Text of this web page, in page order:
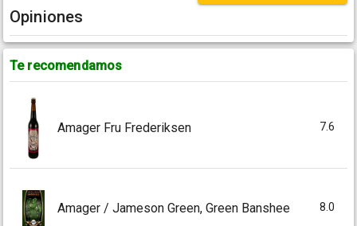
Opiniones
Te recomendamos
Amager Fru Frederiksen 7.6
Amager / Jameson Green, Green Banshee 8.0